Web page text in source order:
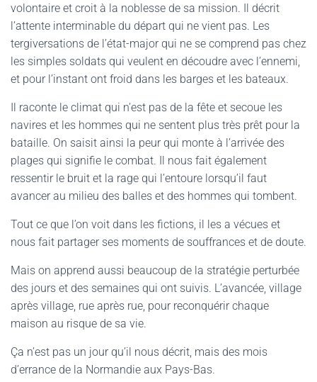
volontaire et croit à la noblesse de sa mission. Il décrit
l’attente interminable du départ qui ne vient pas. Les
tergiversations de l’état-major qui ne se comprend pas chez
les simples soldats qui veulent en découdre avec l’ennemi,
et pour l’instant ont froid dans les barges et les bateaux.
Il raconte le climat qui n’est pas de la fête et secoue les
navires et les hommes qui ne sentent plus très prêt pour la
bataille. On saisit ainsi la peur qui monte à l’arrivée des
plages qui signifie le combat. Il nous fait également
ressentir le bruit et la rage qui l’entoure lorsqu’il faut
avancer au milieu des balles et des hommes qui tombent.
Tout ce que l’on voit dans les fictions, il les a vécues et
nous fait partager ses moments de souffrances et de doute.
Mais on apprend aussi beaucoup de la stratégie perturbée
des jours et des semaines qui ont suivis. L’avancée, village
après village, rue après rue, pour reconquérir chaque
maison au risque de sa vie.
Ça n’est pas un jour qu’il nous décrit, mais des mois
d’errance de la Normandie aux Pays-Bas.